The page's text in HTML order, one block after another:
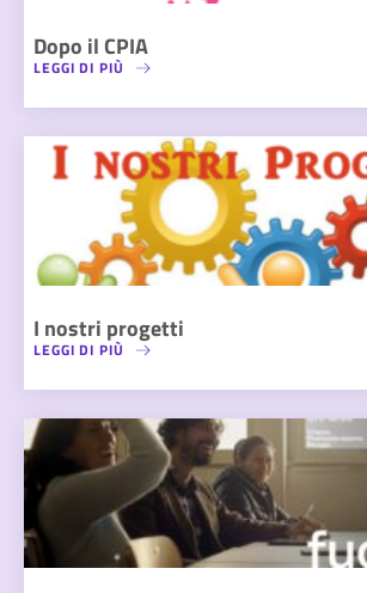
Dopo il CPIA
LEGGI DI PIÙ
I nostri progetti
LEGGI DI PIÙ